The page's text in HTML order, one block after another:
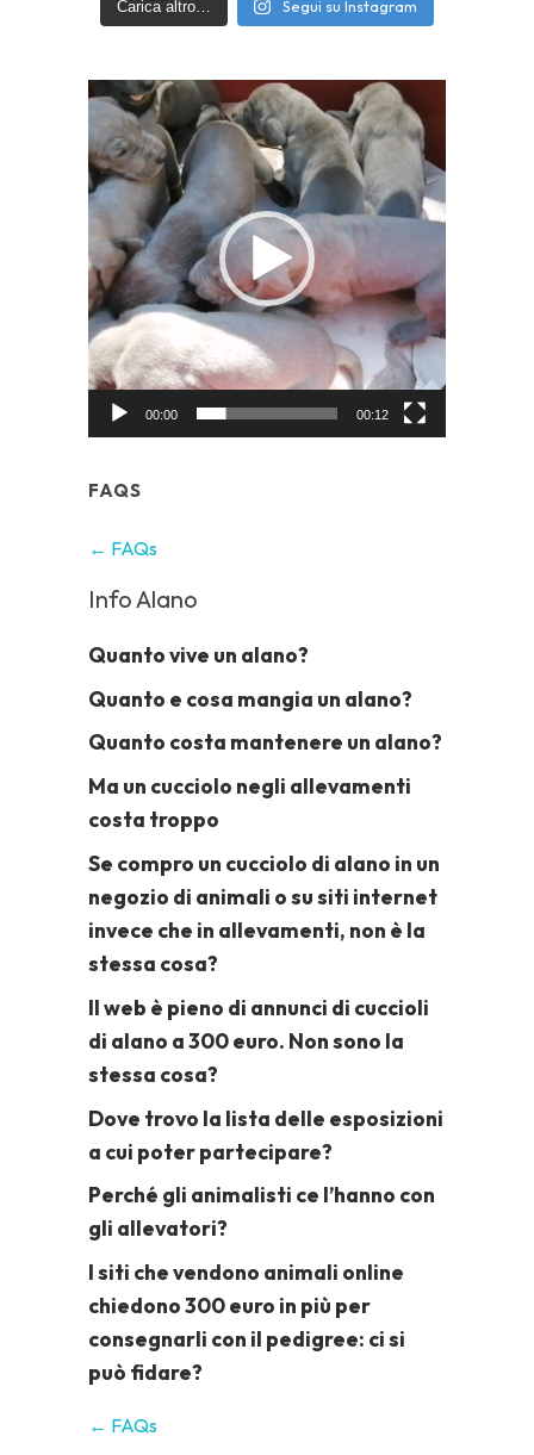
Carica altro… Segui su Instagram
Video
Player
00:00 00:12
FAQS
← FAQs
Info Alano
Quanto vive un alano?
Quanto e cosa mangia un alano?
Quanto costa mantenere un alano?
Ma un cucciolo negli allevamenti
costa troppo
Se compro un cucciolo di alano in un
negozio di animali o su siti internet
invece che in allevamenti, non è la
stessa cosa?
Il web è pieno di annunci di cuccioli
di alano a 300 euro. Non sono la
stessa cosa?
Dove trovo la lista delle esposizioni
a cui poter partecipare?
Perché gli animalisti ce l’hanno con
gli allevatori?
I siti che vendono animali online
chiedono 300 euro in più per
consegnarli con il pedigree: ci si
può fidare?
← FAQs